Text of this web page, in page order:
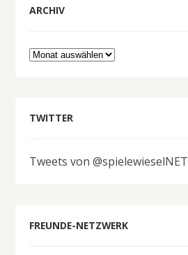
ARCHIV
Archiv
TWITTER
Tweets von @spielewieselNET
FREUNDE-NETZWERK